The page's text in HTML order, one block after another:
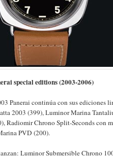
special editions (2003-2006)
Panerai continúa con sus ediciones
2003 (399), Luminor Marina
Radiomir Chrono Split-Seconds con
PVD (200).
Luminor Submersible Chrono